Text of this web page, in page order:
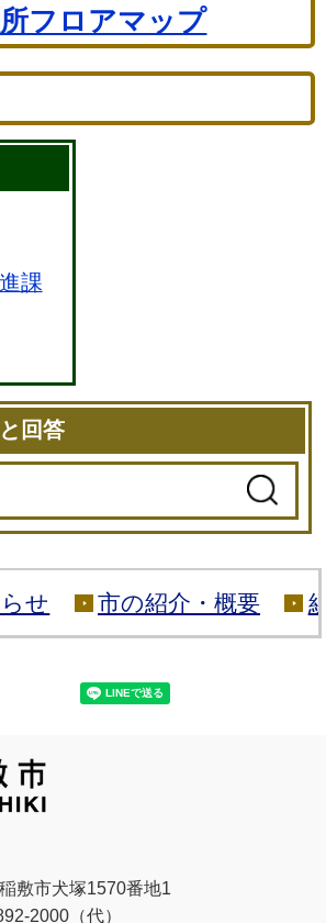
フロアマップ
課
回答
せ 市の紹介・概要
敷市犬塚1570番地1
2000（代）